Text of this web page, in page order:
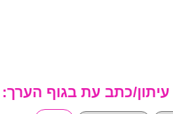
עיתון/כתב עת בגוף הערך: